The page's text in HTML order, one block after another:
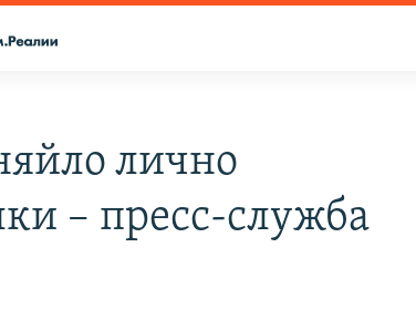
лично
– пресс-служба